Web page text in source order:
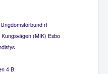
rf
Kungsvägen (MIK) Esbo
4 B